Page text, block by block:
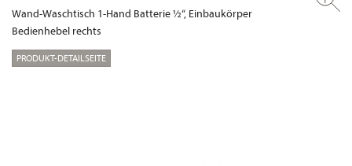
Wand-Waschtisch 1-Hand Batterie ½“, Einbaukörper
Bedienhebel rechts
PRODUKT-DETAILSEITE